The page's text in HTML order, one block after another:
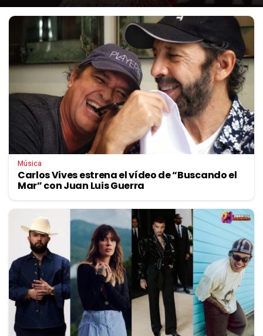
Música
Carlos Vives estrena el vídeo de “Buscando el
Mar” con Juan Luis Guerra